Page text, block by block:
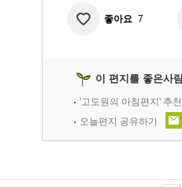
좋아요 7
이 편지를 좋은사
'고도원의 아침편지' 추천
오늘편지 공유하기